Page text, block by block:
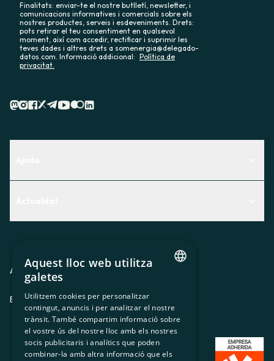
Finalitats: enviar-te el nostre butlletí, newsletter, i
comunicacions informatives i comercials sobre els
nostres productes, serveis i esdeveniments. Drets:
pots retirar el teu consentiment en qualsevol
moment, així com accedir, rectificar i suprimir les
teves dades i altres drets a somenergia@delegado-
datos.com. Informació addicional: Política de
privacitat.
Premsa
Treballa amb nosaltres
Avis legal Política de privacitatPolítica de cookies
ES CAGLEU
SPANISH
GL
BASQUE
Aquest lloc web utilitza
galetes
Utilitzem cookies per personalitzar
contingut, anuncis i per analitzar el nostre
trànsit. També compartim informació sobre
el vostre ús del nostre lloc amb els nostres
socis publicitaris i analítics que poden
combinar-la amb altra informació que els